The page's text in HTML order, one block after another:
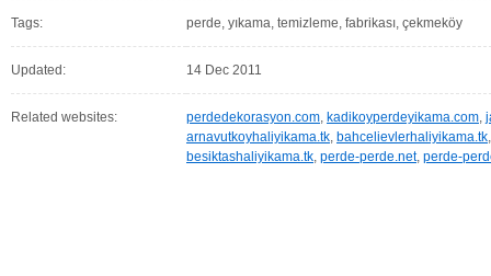
Tags: perde, yıkama, temizleme, fabrikası, çekmeköy
Updated: 14 Dec 2011
Related websites: perdedekorasyon.com, kadikoyperdeyikama.com,
arnavutkoyhaliyikama.tk, bahcelievlerhaliyikama.tk
besiktashaliyikama.tk, perde-perde.net, perde-